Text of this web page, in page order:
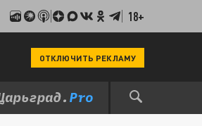
18+
ОТКЛЮЧИТЬ РЕКЛАМУ